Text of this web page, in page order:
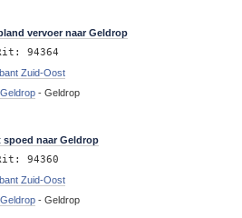
vervoer naar Geldrop
94364
Zuid-Oost
Geldrop- Geldrop
spoed naar Geldrop
94360
Zuid-Oost
Geldrop- Geldrop